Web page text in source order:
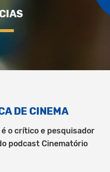
DE CINEMA
o crítico e pesquisador
podcast Cinematório